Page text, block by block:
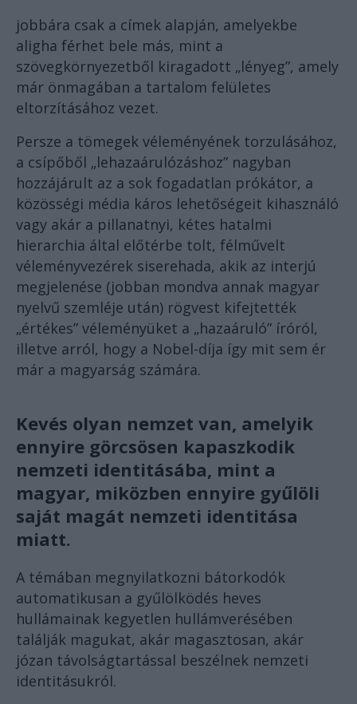
jobbára csak a címek alapján, amelyekbe
aligha férhet bele más, mint a
szövegkörnyezetből kiragadott „lényeg”, amely
már önmagában a tartalom felületes
eltorzításához vezet.
Persze a tömegek véleményének torzulásához,
a csípőből „lehazaárulózáshoz” nagyban
hozzájárult az a sok fogadatlan prókátor, a
közösségi média káros lehetőségeit kihasználó
vagy akár a pillanatnyi, kétes hatalmi
hierarchia által előtérbe tolt, félművelt
véleményvezérek siserehada, akik az interjú
megjelenése (jobban mondva annak magyar
nyelvű szemléje után) rögvest kifejtették
„értékes” véleményüket a „hazaáruló” íróról,
illetve arról, hogy a Nobel-díja így mit sem ér
már a magyarság számára.
Kevés olyan nemzet van, amelyik
ennyire görcsösen kapaszkodik
nemzeti identitásába, mint a
magyar, miközben ennyire gyűlöli
saját magát nemzeti identitása
miatt.
A témában megnyilatkozni bátorkodók
automatikusan a gyűlölködés heves
hullámainak kegyetlen hullámverésében
találják magukat, akár magasztosan, akár
józan távolságtartással beszélnek nemzeti
identitásukról.